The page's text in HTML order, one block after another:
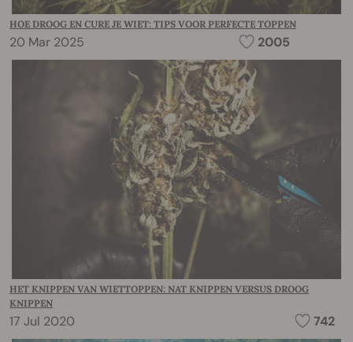
HOE DROOG EN CURE JE WIET: TIPS VOOR PERFECTE TOPPEN
20 Mar 2025 2005
HET KNIPPEN VAN WIETTOPPEN: NAT KNIPPEN VERSUS DROOG
KNIPPEN
17 Jul 2020 742